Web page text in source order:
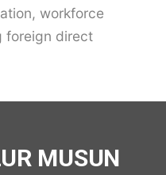
workforce
foreign direct
MUSUN